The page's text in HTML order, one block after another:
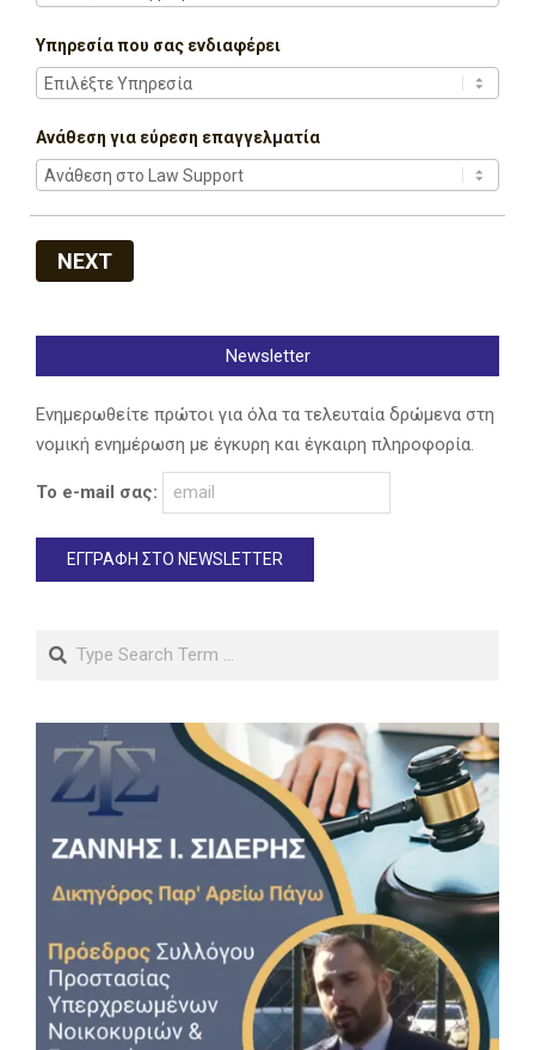
Υπηρεσία που σας ενδιαφέρει
Ανάθεση για εύρεση επαγγελματία
NEXT
Newsletter
Ενημερωθείτε πρώτοι για όλα τα τελευταία δρώμενα στη
νομική ενημέρωση με έγκυρη και έγκαιρη πληροφορία.
Το e-mail σας:
Search